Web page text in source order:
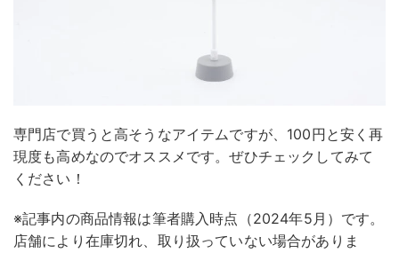
専門店で買うと高そうなアイテムですが、100円と安く再
現度も高めなのでオススメです。ぜひチェックしてみて
ください！
※記事内の商品情報は筆者購入時点（2024年5月）です。
店舗により在庫切れ、取り扱っていない場合がありま